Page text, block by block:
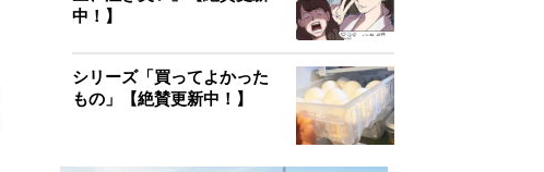
中！】
シリーズ「買ってよかった
もの」【絶賛更新中！】